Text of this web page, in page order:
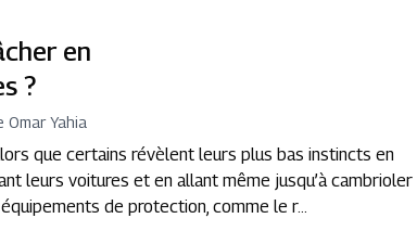
en
?
Omar Yahia
que certains révèlent leurs plus bas instincts en
leurs voitures et en allant même jusqu’à cambrioler
de protection, comme le r...